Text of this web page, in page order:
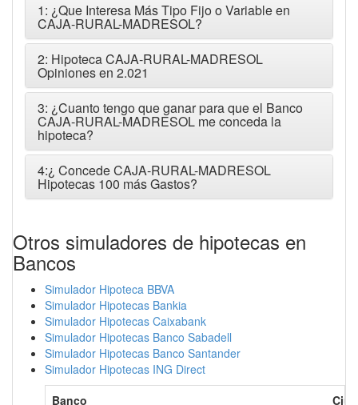
1: ¿Que Interesa Más Tipo Fijo o Variable en
CAJA-RURAL-MADRESOL?
2: Hipoteca CAJA-RURAL-MADRESOL
Opiniones en 2.021
3: ¿Cuanto tengo que ganar para que el Banco
CAJA-RURAL-MADRESOL me conceda la
hipoteca?
4:¿ Concede CAJA-RURAL-MADRESOL
Hipotecas 100 más Gastos?
Otros simuladores de hipotecas en
Bancos
Simulador Hipoteca BBVA
Simulador Hipotecas Bankia
Simulador Hipotecas Caixabank
Simulador Hipotecas Banco Sabadell
Simulador Hipotecas Banco Santander
Simulador Hipotecas ING Direct
Banco